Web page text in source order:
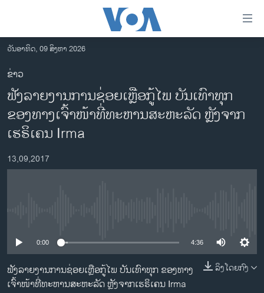
ເຂົ້າ
ຫາ
ຂ້າມ
ຂ້າມ
ຂ້າມ
ໄປ
ຫາ
ຊອກ
ຄົ້ນ
ອາເມຣິກາ
ການເລືອກຕັ້ງ ປະທານາທີບໍດີ ສະຫະລັດ 2024
ໂລກ
ຊຸມຊົນຊາວລາວ
ວິທະຍາສາດ-ເທັກໂນໂລຈີ
ວັນອາທິດ, 09 ສິງຫາ 2026
ຂ່າວ
ຟັງລາຍງານການຊ່ອຍເຫຼືອກູ້ໄພ ບັນເທົາທຸກ
ຂອງທາງເຈົ້າໜ້າທີ່ທະຫານສະຫະລັດ ຫຼັງຈາກ
ເຮຣິເຄນ Irma
13,09,2017
0:00 4:36
ລິງໂດຍກົງ
ຟັງລາຍງານການຊ່ອຍເຫຼືອກູ້ໄພ ບັນເທົາທຸກ ຂອງທາງ
ເຈົ້າໜ້າທີ່ທະຫານສະຫະລັດ ຫຼັງຈາກເຮຣິເຄນ Irma